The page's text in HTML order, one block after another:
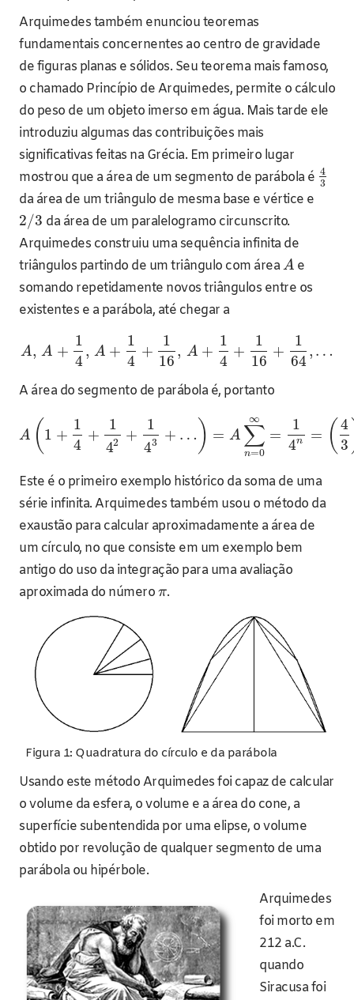
Arquimedes também enunciou teoremas
fundamentais concernentes ao centro de gravidade
de figuras planas e sólidos. Seu teorema mais famoso,
o chamado Princípio de Arquimedes, permite o cálculo
do peso de um objeto imerso em água. Mais tarde ele
introduziu algumas das contribuições mais
significativas feitas na Grécia. Em primeiro lugar
mostrou que a área de um segmento de parábola é 4
3
da área de um triângulo de mesma base e vértice e
2/3 da área de um paralelogramo circunscrito.
Arquimedes construiu uma sequência infinita de
triângulos partindo de um triângulo com áreaA e
somando repetidamente novos triângulos entre os
existentes e a parábola, até chegar a
A, A +
1
4
, A +
1
4
+
1
16
, A +
1
4
+
1
16
+
1
64
, …
A área do segmento de parábola é, portanto
A ( 1 +
1
4
+
1
42 +
1
43 + … ) = A ∑
n=0
∞
=
1
4n = ( 4
3
Este é o primeiro exemplo histórico da soma de uma
série infinita. Arquimedes também usou o método da
exaustão para calcular aproximadamente a área de
um círculo, no que consiste em um exemplo bem
antigo do uso da integração para uma avaliação
aproximada do número π.
Figura 1: Quadratura do círculo e da parábola
Usando este método Arquimedes foi capaz de calcular
o volume da esfera, o volume e a área do cone, a
superfície subentendida por uma elipse, o volume
obtido por revolução de qualquer segmento de uma
parábola ou hipérbole.
Arquimedes
foi morto em
212 a.C.
quando
Siracusa foi